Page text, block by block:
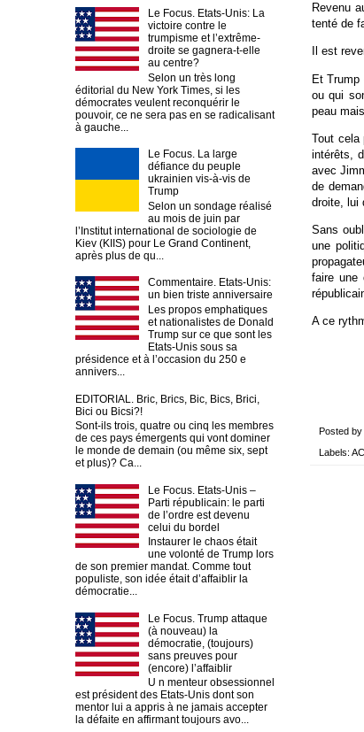
Revenu
tenté de
Il est
Et Trump
ou qui
peau
Tout cela
intérêts,
avec
de
droite, lui
Sans
une
faire une
A ce
Posted by
Labels:
Le Focus. Etats-Unis: La
victoire contre le
trumpisme et l’extrême-
droite se gagnera-t-elle
au centre?
Selon un très long
éditorial du New York Times, si les
démocrates veulent reconquérir le
pouvoir, ce ne sera pas en se radicalisant
à gauche...
Le Focus. La large
défiance du peuple
ukrainien vis-à-vis de
Trump
Selon un sondage réalisé
au mois de juin par
l’Institut international de sociologie de
Kiev (KIIS) pour Le Grand Continent,
après plus de qu...
Commentaire. Etats-Unis:
un bien triste anniversaire
Les propos emphatiques
et nationalistes de Donald
Trump sur ce que sont les
Etats-Unis sous sa
présidence et à l’occasion du 250 e
annivers...
EDITORIAL. Bric, Brics, Bic, Bics, Brici,
Bici ou Bicsi?!
Sont-ils trois, quatre ou cinq les membres
de ces pays émergents qui vont dominer
le monde de demain (ou même six, sept
et plus)? Ca...
Le Focus. Etats-Unis –
Parti républicain: le parti
de l’ordre est devenu
celui du bordel
Instaurer le chaos était
une volonté de Trump lors
de son premier mandat. Comme tout
populiste, son idée était d’affaiblir la
démocratie...
Le Focus. Trump attaque
(à nouveau) la
démocratie, (toujours)
sans preuves pour
(encore) l’affaiblir
U n menteur obsessionnel
est président des Etats-Unis dont son
mentor lui a appris à ne jamais accepter
la défaite en affirmant toujours avo...